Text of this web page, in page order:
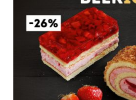
FILIALEN
BÄCKEREI
BROTWAY
VORBESTELLUNG
NEWS